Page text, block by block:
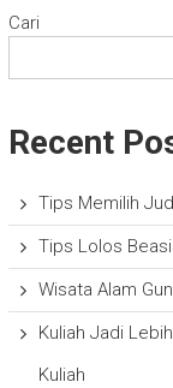
Cari
Recent
Tips Memilih
Tips Lolos
Wisata Alam
Kuliah Jadi
Kuliah